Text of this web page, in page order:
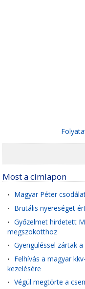
Most a címlapon
• Magyar Péter
• Brutális nyereséget
• Győzelmet hirdetett
megszokotthoz
• Gyengüléssel zártak
• Felhívás a magyar
kezelésére
• Végül megtörte a